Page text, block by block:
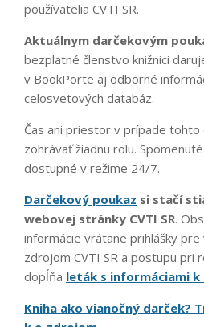
používatelia CVTI SR.
Aktuálnym darčekovým
bezplatné členstvo knižnici
v BookPorte aj odborné
celosvetových databáz.
Čas ani priestor v prípade tohto
zohrávať žiadnu rolu.
dostupné v režime 24/7.
Darčekový poukaz si stačí
webovej stránky CVTI SR.
informácie vrátane prihlášky
zdrojom CVTI SR a postupu pri
dopĺňa leták s informáciami k
Kniha ako vianočný darček?